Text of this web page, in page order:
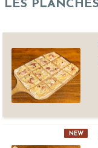
LES PLANCHES
NEW